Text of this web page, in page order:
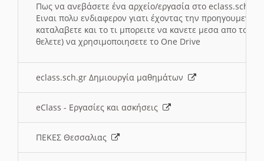
Πως να ανεβάσετε ένα αρχείο/εργασία στο eclass.sch.gr
Ειναι πολυ ενδιαφερον γιατι έχοντας την
καταλαβετε και το τι μπορειτε να κανετε μεσα απο το
θελετε) να χρησιμοποιησετε το One Drive
eclass.sch.gr Δημιουργία μαθημάτων
eClass - Εργασίες και ασκήσεις
ΠΕΚΕΣ Θεσσαλιας